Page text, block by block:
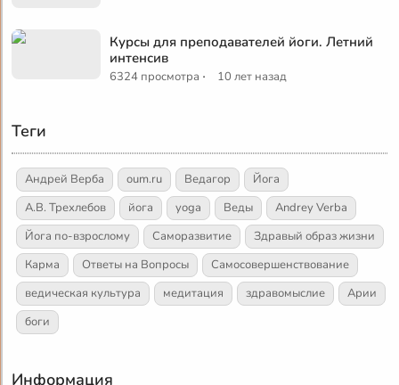
Курсы для преподавателей йоги. Летний
интенсив
6324 просмотра · 10 лет назад
Теги
Андрей Верба oum.ru Ведагор
Йога
А.В. Трехлебов
йога yoga Веды
Andrey Verba
Йога по-взрослому
Саморазвитие
Здравый образ жизни
Карма
Ответы на Вопросы
Самосовершенствование
ведическая культура
медитация здравомыслие
Арии
боги
Информация